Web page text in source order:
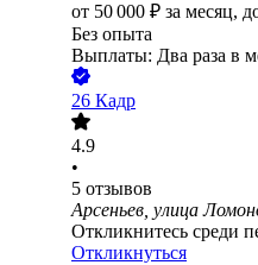
от 50 000 ₽ за месяц,
Без опыта
Выплаты: Два раза в
26 Кадр
4.9
•
5 отзывов
Арсеньев, улица
Откликнитесь среди
Откликнуться